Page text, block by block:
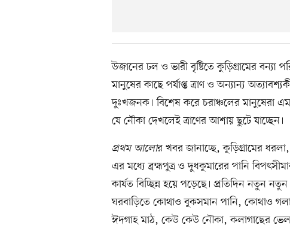
উজানের ঢল ও ভারী বৃষ্টিতে কুড়িগ্রামের বন্যা
মানুষের কাছে পর্যাপ্ত ত্রাণ ও অন্যান্য
দুঃখজনক। বিশেষ করে চরাঞ্চলের মানুষেরা
যে নৌকা দেখলেই ত্রাণের আশায় ছুটে যাচ্ছেন।
প্রথম আলোর খবর জানাচ্ছে, কুড়িগ্রামের
এর মধ্যে ব্রহ্মপুত্র ও দুধকুমারের পানি
কার্যত বিচ্ছিন্ন হয়ে পড়েছে। প্রতিদিন নতুন
ঘরবাড়িতে কোথাও বুকসমান পানি, কোথাও
ঈদগাহ মাঠ, কেউ কেউ নৌকা, কলাগাছের